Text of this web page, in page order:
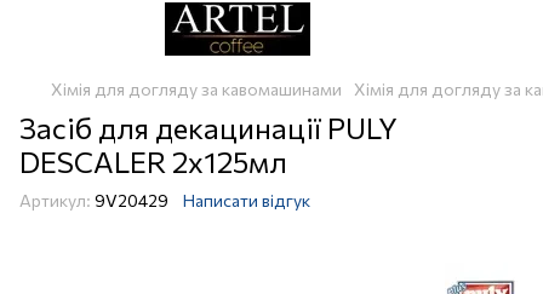
Хімія для догляду за кавомашинами Хімія для догляду за
Засіб для декацинації PULY
DESCALER 2x125мл
Артикул: 9V20429 Написати відгук